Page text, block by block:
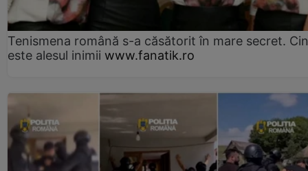
Tenismena română s-a căsătorit în mare secret.
este alesul inimii www.fanatik.ro